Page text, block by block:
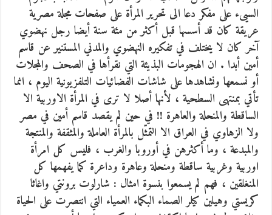
السيىء على مفكر دعا الى تحرير المرأة على صفحات مجلة مصرية
عريقة كان قد أسسها قبل أكثر من مئة سنة أيضا رجل نهضوي
آخر كان لا يختلف في تفكيره النهضوي والمدني المستنير عن قاسم
أمين أبدا . ان الهجومات البذيئة التي نقرأها في الصحف والمجلات
أو نسمعها ونشاهدها على شاشات الفضائيات التلفزيونية اليوم ، انما
تأتي بمنتهى السطحية ، لأنها أصلا لا ترى في المرأة الاوربية الا
الساقطة والمنحلة والعاهرة !! في حين لم يقصد قاسم أمين في مصر
ولا الزهاوي في العراق الا التمثّل بالمرأة العاملة والمثقفة والمنتجة
والمبدعة ، وما أكثرهن في أوروبا والغرب ، فليس كل امرأة
اوربية وغربية ساقطة ومنحلة وعاهرة وداعرة كما يفهمها كل
المنغلقين ، فهم لم يسمعوا بنسوة امثال : شارلوت برونتي واغاثا
كريستي وهيلين كيلر الصماء البكماء العمياء التي انتصرت على الحياة